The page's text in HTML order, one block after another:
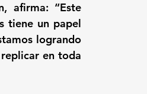
afirma: “Este
tiene un papel
logrando
en toda